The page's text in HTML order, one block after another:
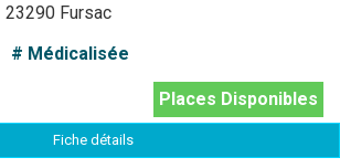
23290 Fursac
# Médicalisée
Places Disponibles
Fiche détails